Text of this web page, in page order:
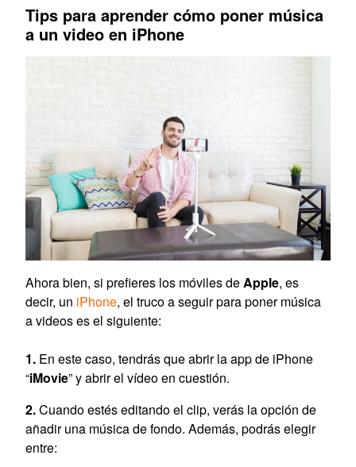
Tips para aprender cómo poner música
a un video en iPhone
Ahora bien, si prefieres los móviles deApple, es
decir, un iPhone, el truco a seguir para poner música
a videos es el siguiente:
En este caso, tendrás que abrir la app de iPhone
“iMovie” y abrir el vídeo en cuestión.
Cuando estés editando el clip, verás la opción de
añadir una música de fondo. Además, podrás elegir
entre: